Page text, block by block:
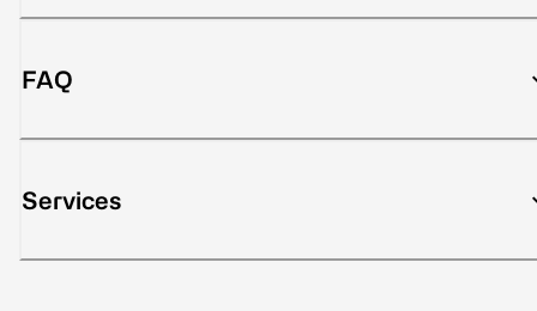
FAQ
Services